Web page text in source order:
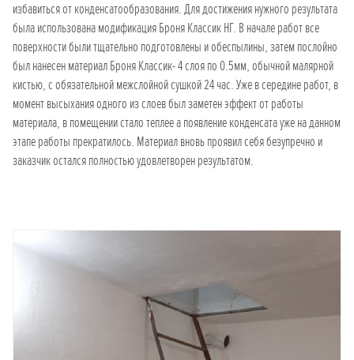
избавиться от конденсатообразования. Для достижения нужного результата
была использована модификация Броня Классик НГ. В начале работ все
поверхности были тщательно подготовлены и обеспылины, затем послойно
был нанесен материал Броня Классик- 4 слоя по 0.5мм, обычной малярной
кистью, с обязательной межслойной сушкой 24 час. Уже в середине работ, в
момент высыхания одного из слоев был заметен эффект от работы
материала, в помещении стало теплее а появление конденсата уже на данном
этапе работы прекратилось. Материал вновь проявил себя безупречно и
заказчик остался полностью удовлетворен результатом.